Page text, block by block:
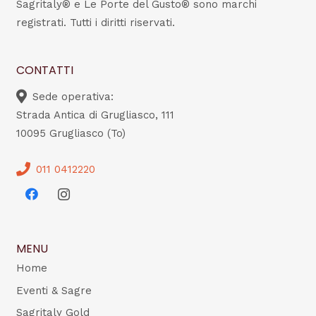
Sagritaly® e Le Porte del Gusto® sono marchi
registrati. Tutti i diritti riservati.
CONTATTI
Sede operativa:
Strada Antica di Grugliasco, 111
10095 Grugliasco (To)
011 0412220
MENU
Home
Eventi & Sagre
Sagritaly Gold